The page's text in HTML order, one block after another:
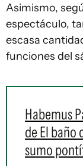
Asimismo,
espectáculo,
escasa
funciones del
Habemus
de El baño
sumo